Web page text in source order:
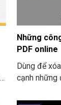
Những
PDF online
Dùng để
cạnh những
cụ dùng để